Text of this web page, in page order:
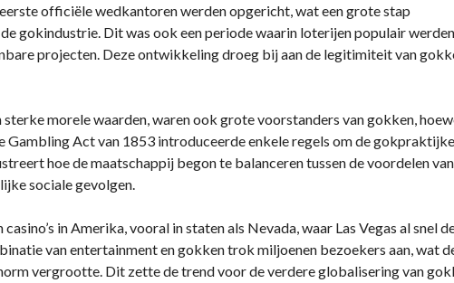
officiële wedkantoren werden opgericht, wat een grote stap
gokindustrie. Dit was ook een periode waarin loterijen populair
projecten. Deze ontwikkeling droeg bij aan de legitimiteit van
morele waarden, waren ook grote voorstanders van gokken,
Gambling Act van 1853 introduceerde enkele regels om de
hoe de maatschappij begon te balanceren tussen de voordelen van
sociale gevolgen.
in Amerika, vooral in staten als Nevada, waar Las Vegas al snel
van entertainment en gokken trok miljoenen bezoekers aan, wat
vergrootte. Dit zette de trend voor de verdere globalisering van